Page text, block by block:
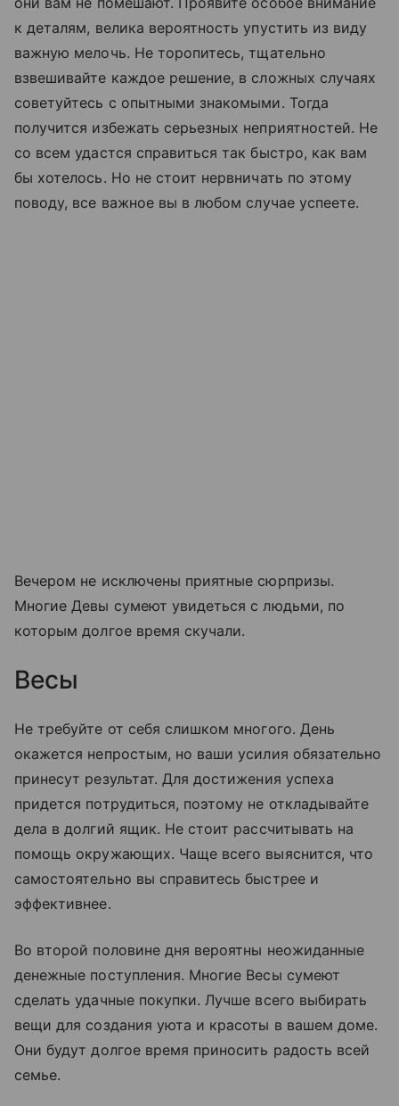
к деталям, велика вероятность упустить из виду
важную мелочь. Не торопитесь, тщательно
взвешивайте каждое решение, в сложных случаях
советуйтесь с опытными знакомыми. Тогда
получится избежать серьезных неприятностей. Не
со всем удастся справиться так быстро, как вам
бы хотелось. Но не стоит нервничать по этому
поводу, все важное вы в любом случае успеете.
Вечером не исключены приятные сюрпризы.
Многие Девы сумеют увидеться с людьми, по
которым долгое время скучали.
Весы
Не требуйте от себя слишком многого. День
окажется непростым, но ваши усилия обязательно
принесут результат. Для достижения успеха
придется потрудиться, поэтому не откладывайте
дела в долгий ящик. Не стоит рассчитывать на
помощь окружающих. Чаще всего выяснится, что
самостоятельно вы справитесь быстрее и
эффективнее.
Во второй половине дня вероятны неожиданные
денежные поступления. Многие Весы сумеют
сделать удачные покупки. Лучше всего выбирать
вещи для создания уюта и красоты в вашем доме.
Они будут долгое время приносить радость всей
семье.